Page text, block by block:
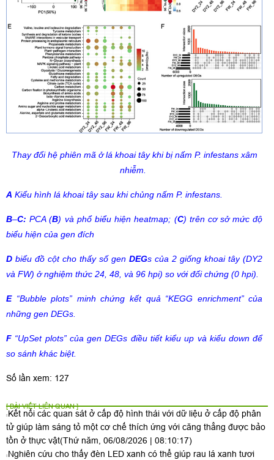
Thay đổi hệ phiên mã ở lá khoai tây khi bị nấm P. infestans xâm
nhiễm
A Kiểu hình lá khoai tây sau khi chủng nấm P. infestans.
B–C: PCA (B) và phổ biểu hiện heatmap; (C) trên cơ sở mức độ
biểu hiện của gen đích
D biểu đồ cột cho thấy số gen DEGscủa 2 giống khoai tây (DY2
và FW) ở nghiệm thức 24, 48, và 96 hpi) so với đối chứng (0 hpi).
E “Bubble plots” minh chứng kết quả “KEGG enrichment” của
những gen DEGs.
F “UpSet plots” của gen DEGs điều tiết kiểu up và kiểu down để
so sánh khác biệt.
Số lần xem: 127
[ BÀI VIẾT LIÊN QUAN ]
Kết nối các quan sát ở cấp độ hình thái với dữ liệu ở cấp độ phân
tử giúp làm sáng tỏ một cơ chế thích ứng với căng thẳng được bảo
tồn ở thực vật(Thứ năm, 06/08/2026 | 08:10:17)
Nghiên cứu cho thấy đèn LED xanh có thể giúp rau lá xanh tươi